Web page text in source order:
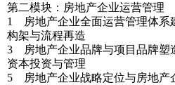
第二模块：房地产企业运营管理
1 房地产企业全面运营管理
构架与流程再造
3 房地产企业品牌与项目品
资本投资与管理
5 房地产企业战略定位与房地产